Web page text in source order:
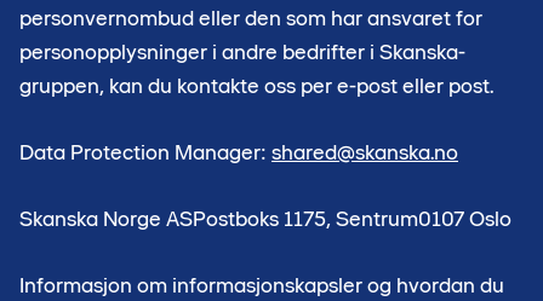
personvernombud eller den som har ansvaret for
personopplysninger i andre bedrifter i Skanska-
gruppen, kan du kontakte oss per e-post eller post.
Data Protection Manager: shared@skanska.no
Skanska Norge ASPostboks 1175, Sentrum0107 Oslo
Informasjon om informasjonskapsler og hvordan du